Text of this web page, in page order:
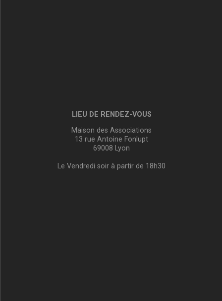
LIEU DE RENDEZ-VOUS
Maison des Associations
13 rue Antoine Fonlupt
69008 Lyon
Le Vendredi soir à partir de 18h30